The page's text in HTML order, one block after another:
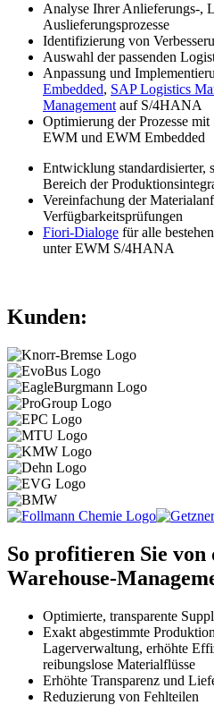
Analyse Ihrer Anlieferungs-,
Auslieferungsprozesse
Identifizierung von
Auswahl der passenden
Anpassung und
Embedded, SAP Logistics
Management auf S/4HANA
Optimierung der Prozesse
EWM und EWM Embedded
Entwicklung standardisierter,
Bereich der
Vereinfachung der
Verfügbarkeitsprüfungen
Fiori-Dialoge für alle
unter EWM S/4HANA
Kunden:
So profitieren Sie
Warehouse-
Optimierte, transparente
Exakt abgestimmte
Lagerverwaltung, erhöhte
reibungslose Materialflüsse
Erhöhte Transparenz und
Reduzierung von Fehlteilen